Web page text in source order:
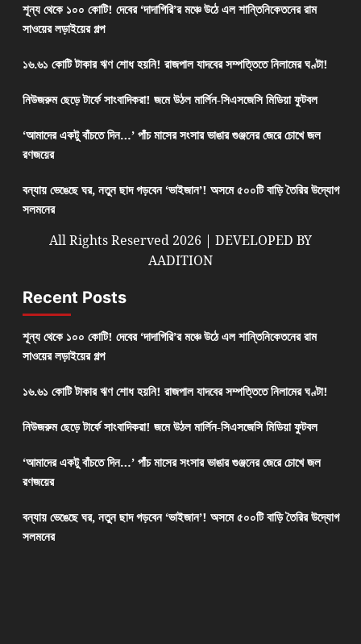
শূন্য থেকে ১০০ কোটি! দেবের ‘দাদাগিরি’র মঞ্চে উঠে এল শান্তিনিকেতনের রাম
সাওয়ের লড়াইয়ের গল্প
১৬.৬১ কোটি টাকার ঋণ শোধ হয়নি! রাজপাল যাদবের সম্পত্তিতে নিলামের ঘণ্টা!
নিউজরুম ছেড়ে টার্ফে সাংবাদিকরা! জমে উঠল মার্লিন-সিএসজেসি মিডিয়া ফুটবল
‘আমাদের একটু বাঁচতে দিন…’ পাঁচ মাসের সংসার ভাঙার গুঞ্জনের জেরে চোখে জল
রণজয়ের
বন্যায় ভেঙেছে ঘর, নতুন ছাদ গড়বেন ‘ভাইজান’! অসমে ৫০০টি বাড়ি তৈরির উদ্যোগ
সলমনের
All Rights Reserved 2026 | DEVELOPED BY
AADITION
Recent Posts
শূন্য থেকে ১০০ কোটি! দেবের ‘দাদাগিরি’র মঞ্চে উঠে এল শান্তিনিকেতনের রাম
সাওয়ের লড়াইয়ের গল্প
১৬.৬১ কোটি টাকার ঋণ শোধ হয়নি! রাজপাল যাদবের সম্পত্তিতে নিলামের ঘণ্টা!
নিউজরুম ছেড়ে টার্ফে সাংবাদিকরা! জমে উঠল মার্লিন-সিএসজেসি মিডিয়া ফুটবল
‘আমাদের একটু বাঁচতে দিন…’ পাঁচ মাসের সংসার ভাঙার গুঞ্জনের জেরে চোখে জল
রণজয়ের
বন্যায় ভেঙেছে ঘর, নতুন ছাদ গড়বেন ‘ভাইজান’! অসমে ৫০০টি বাড়ি তৈরির উদ্যোগ
সলমনের